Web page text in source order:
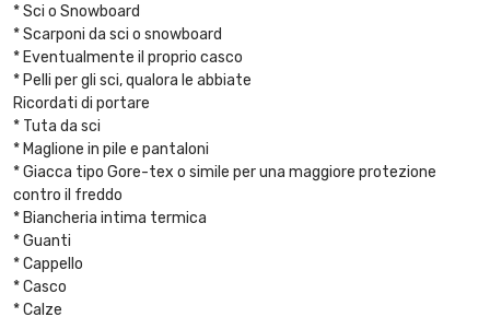
* Sci o Snowboard
* Scarponi da sci o snowboard
* Eventualmente il proprio casco
* Pelli per gli sci, qualora le abbiate
Ricordati di portare
* Tuta da sci
* Maglione in pile e pantaloni
* Giacca tipo Gore-tex o simile per una maggiore protezione
contro il freddo
* Biancheria intima termica
* Guanti
* Cappello
* Casco
* Calze